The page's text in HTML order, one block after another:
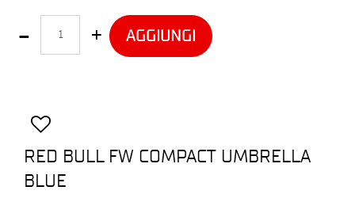
AGGIUNGI
RED BULL FW COMPACT UMBRELLA
BLUE